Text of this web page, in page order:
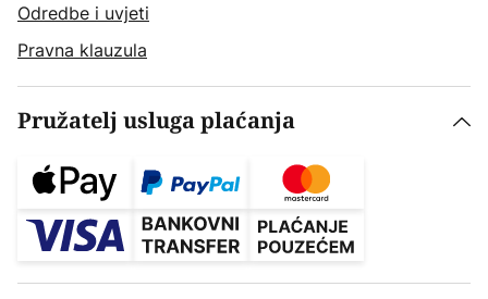
Odredbe i uvjeti
Pravna klauzula
Pružatelj usluga plaćanja